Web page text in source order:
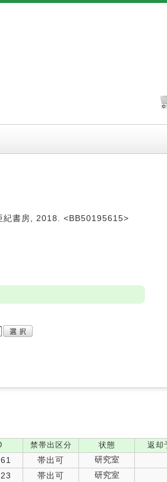
紀書房, 2018. <BB50195615>
禁帯出区分 状態 返却
帯出可 研究室
帯出可 研究室